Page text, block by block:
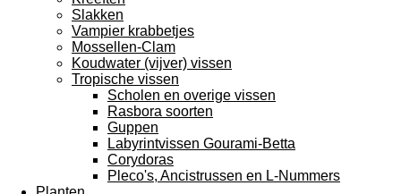
Slakken
Vampier krabbetjes
Mossellen-Clam
Koudwater (vijver) vissen
Tropische vissen
Scholen en overige vissen
Rasbora soorten
Guppen
Labyrintvissen Gourami-Betta
Corydoras
Pleco's, Ancistrussen en L-Nummers